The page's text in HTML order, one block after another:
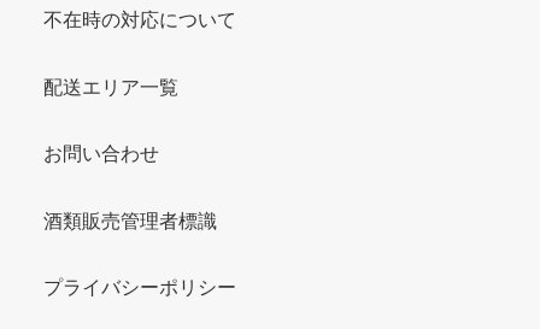
不在時の対応について
配送エリア一覧
お問い合わせ
酒類販売管理者標識
プライバシーポリシー